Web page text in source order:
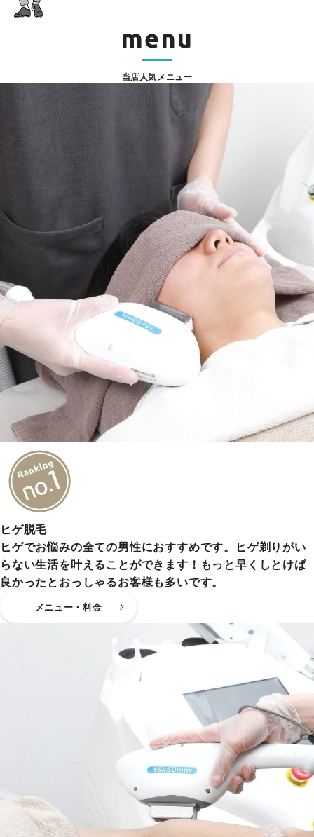
menu
当店人気メニュー
ヒゲ脱毛
ヒゲでお悩みの全ての男性におすすめです。ヒゲ剃りがい
らない生活を叶えることができます！もっと早くしとけば
良かったとおっしゃるお客様も多いです。
メニュー・料金